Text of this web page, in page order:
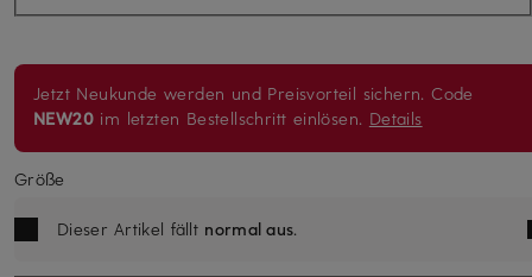
Jetzt Neukunde werden und Preisvorteil sichern. Code
NEW20 im letzten Bestellschritt einlösen. Details
Größe
Dieser Artikel fällt normal aus.